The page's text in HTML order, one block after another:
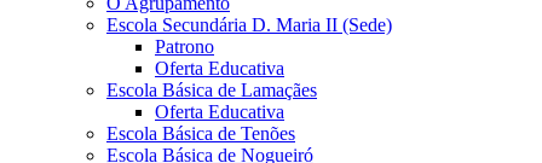
Escola Secundária D. Maria II (Sede)
Patrono
Oferta Educativa
Escola Básica de Lamaçães
Oferta Educativa
Escola Básica de Tenões
Escola Básica de Nogueiró